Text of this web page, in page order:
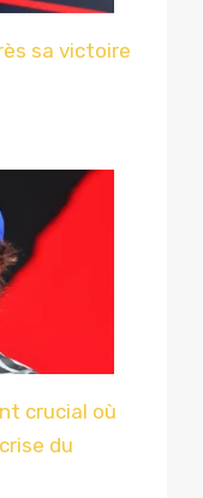
sa victoire
crucial où
du